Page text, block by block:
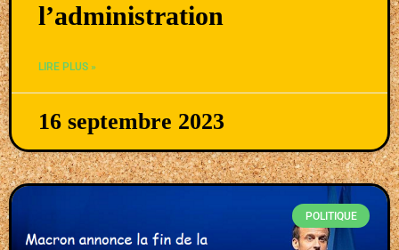
l’administration
LIRE PLUS »
16 septembre 2023
POLITIQUE